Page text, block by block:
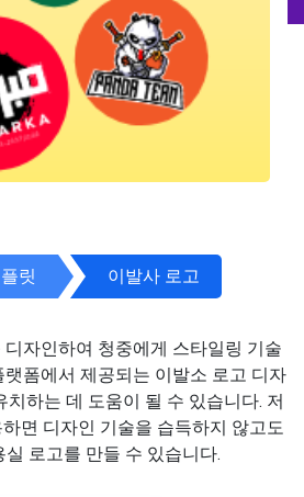
릿 이발사 로고
자인하여 청중에게 스타일링 기술
폼에서 제공되는 이발소 로고 디자
치하는 데 도움이 될 수 있습니다. 저
면 디자인 기술을 습득하지 않고도
실 로고를 만들 수 있습니다.